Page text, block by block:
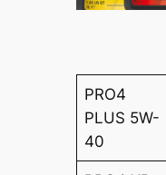
PRO4
PLUS 5W-
40